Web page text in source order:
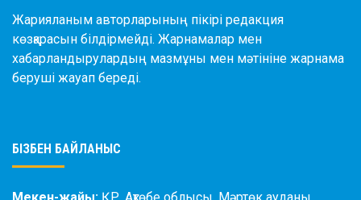
Жарияланым авторларының пікірі редакция
көзқарасын білдірмейді. Жарнамалар мен
хабарландырулардың мазмұны мен мәтініне жарнама
беруші жауап береді.
БІЗБЕН БАЙЛАНЫС